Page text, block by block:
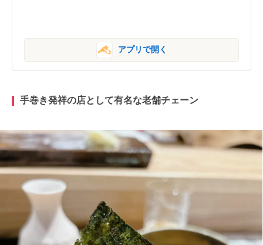
アプリで開く
手巻き発祥の店として有名な老舗チェーン